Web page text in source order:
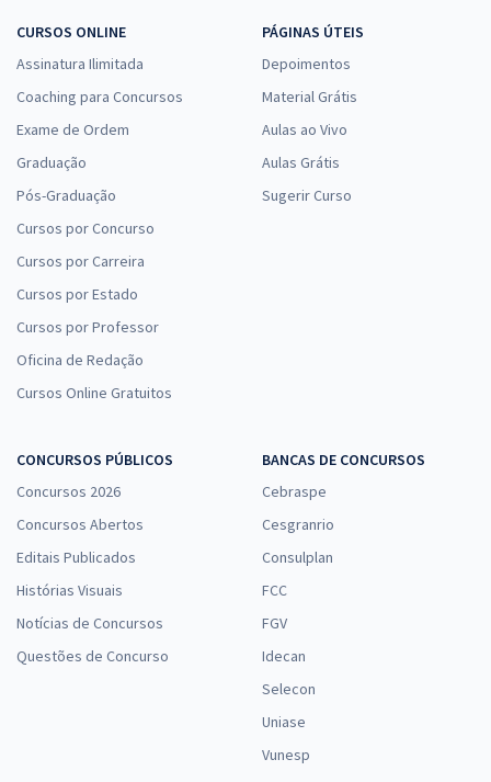
CURSOS ONLINE
Assinatura Ilimitada
Coaching para Concursos
Exame de Ordem
Graduação
Pós-Graduação
Cursos por Concurso
Cursos por Carreira
Cursos por Estado
Cursos por Professor
Oficina de Redação
Cursos Online Gratuitos
PÁGINAS ÚTEIS
Depoimentos
Material Grátis
Aulas ao Vivo
Aulas Grátis
Sugerir Curso
CONCURSOS PÚBLICOS
Concursos 2026
Concursos Abertos
Editais Publicados
Histórias Visuais
Notícias de Concursos
Questões de Concurso
BANCAS DE CONCURSOS
Cebraspe
Cesgranrio
Consulplan
FCC
FGV
Idecan
Selecon
Uniase
Vunesp